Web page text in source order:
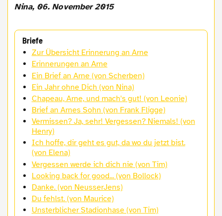
Nina, 06. November 2015
Briefe
Zur Übersicht Erinnerung an Arne
Erinnerungen an Arne
Ein Brief an Arne (von Scherben)
Ein Jahr ohne Dich (von Nina)
Chapeau, Arne, und mach's gut! (von Leonie)
Brief an Arnes Sohn (von Frank Fligge)
Vermissen? Ja, sehr! Vergessen? Niemals! (von
Henry)
Ich hoffe, dir geht es gut, da wo du jetzt bist.
(von Elena)
Vergessen werde ich dich nie (von Tim)
Looking back for good... (von Bollock)
Danke. (von NeusserJens)
Du fehlst. (von Maurice)
Unsterblicher Stadionhase (von Tim)